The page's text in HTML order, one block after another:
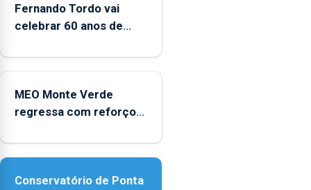
CPUE
entre
e
Fernando Tordo vai
celebrar 60 anos de
Micaelense
MEO Monte Verde
regressa com reforço
Conservatório de Ponta